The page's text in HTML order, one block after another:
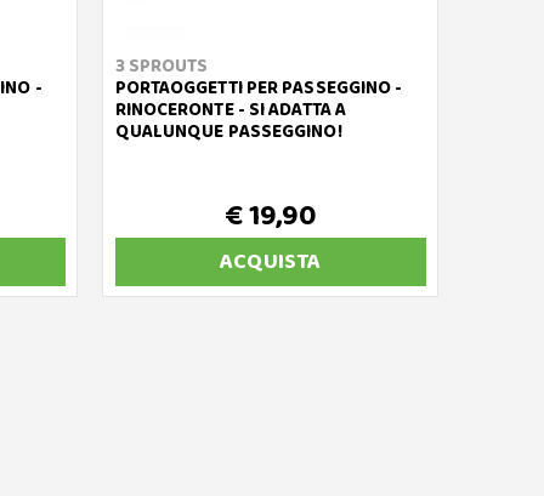
-
3 SPROUTS
PORTAOGGETTI PER PASSEGGINO -
RINOCERONTE - SI ADATTA A
QUALUNQUE PASSEGGINO!
€ 19,90
ACQUISTA